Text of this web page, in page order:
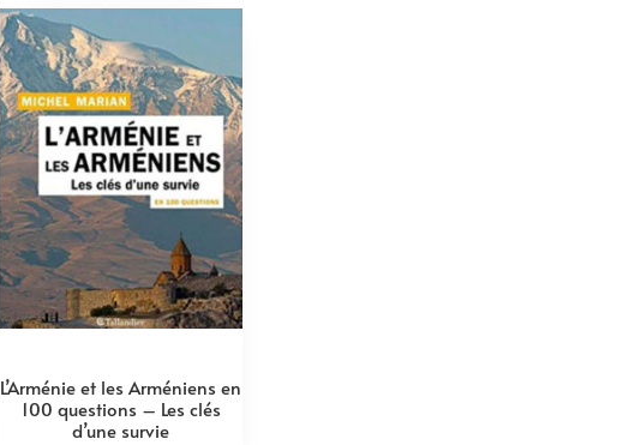
L’Arménie et les Arméniens en
100 questions – Les clés
d’une survie